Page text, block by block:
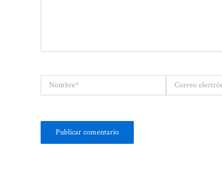
Nombre*
Correo
electrónico*